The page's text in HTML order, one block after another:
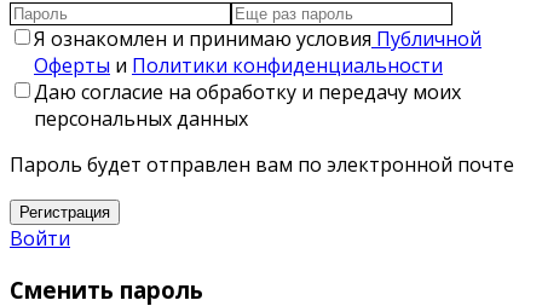
Я ознакомлен и принимаю условия Публичной
Оферты и Политики конфиденциальности
Даю согласие на обработку и передачу моих
персональных данных
Пароль будет отправлен вам по электронной почте
Регистрация
Войти
Сменить пароль